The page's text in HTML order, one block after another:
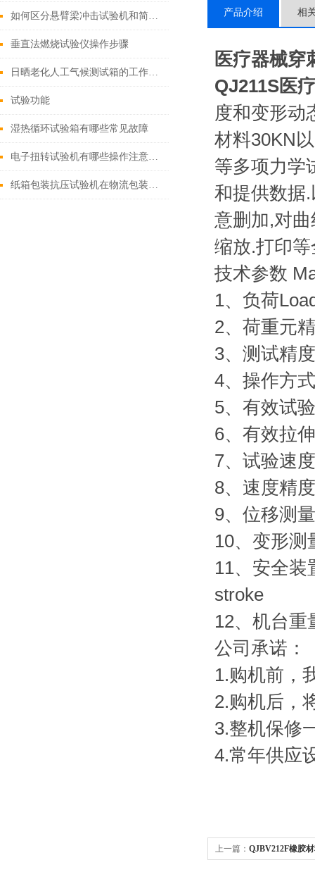
如何区分悬臂梁冲击试验机和简支梁冲击试验机
垂直法燃烧试验仪操作步骤
日晒老化人工气候测试箱的工作原理及关键参数分析
试验功能
湿热循环试验箱有哪些常见故障
电子扭转试验机有哪些操作注意事项？
纸箱包装抗压试验机在物流包装质量控制中的应用
产品介绍 相
医疗器械穿
QJ211S医
度和变形动
材料30KN
等多项力学
和提供数据
意删加,对
缩放.打印
技术参数
1、负荷
2、荷重元
3、测试精
4、操作方
5、有效试
6、有效拉
7、试验速
8、速度精
9、位移测
10、变形测
11、安全装
stroke
12、机台重
公司承诺：
1.购机前，
2.购机后，
3.整机保修
4.常年供应
上一篇： QJBV212F橡胶